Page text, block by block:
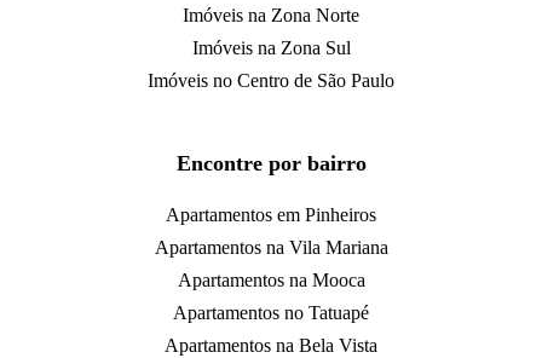
Imóveis na Zona Norte
Imóveis na Zona Sul
Imóveis no Centro de São Paulo
Encontre por bairro
Apartamentos em Pinheiros
Apartamentos na Vila Mariana
Apartamentos na Mooca
Apartamentos no Tatuapé
Apartamentos na Bela Vista